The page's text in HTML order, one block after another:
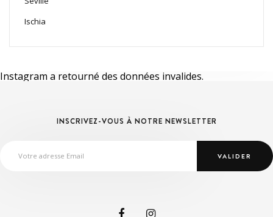
Ischia
Instagram a retourné des données invalides.
INSCRIVEZ-VOUS À NOTRE NEWSLETTER